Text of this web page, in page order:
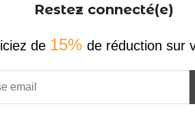
Restez connecté(e)
de 15% de réduction sur